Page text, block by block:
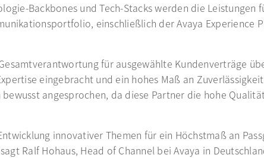
Backbones und Tech-Stacks werden die
einschließlich der Avaya Experience
für ausgewählte Kundenverträge
eingebracht und ein hohes Maß an
angesprochen, da diese Partner die hohe
innovativer Themen für ein Höchstmaß an
Ralf Hohaus, Head of Channel bei Avaya in